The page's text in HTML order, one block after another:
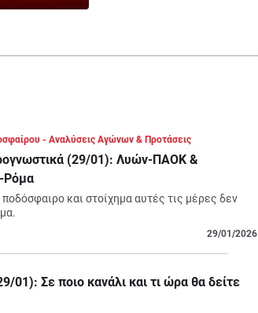
- Αναλύσεις Αγώνων & Προτάσεις
(29/01): Λυών-ΠΑΟΚ &
Ρόμα
ποδόσφαιρο και στοίχημα αυτές τις μέρες δεν
29/01/2026
Σε ποιο κανάλι και τι ώρα θα δείτε